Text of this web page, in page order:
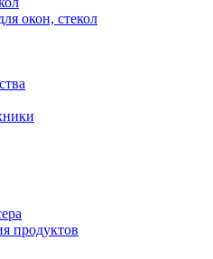
окон, стекол
продуктов